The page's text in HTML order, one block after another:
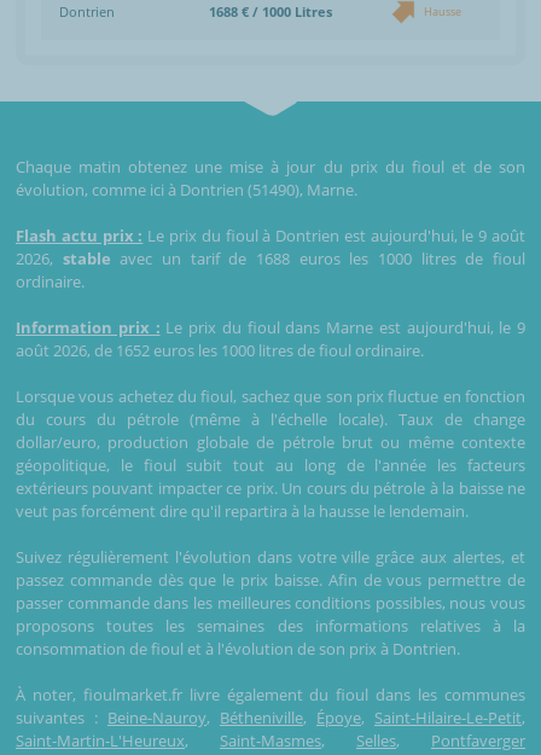
Dontrien 1688 € / 1000 Litres Hausse
Chaque matin obtenez une mise à jour du prix du fioul et de son
évolution, comme ici à Dontrien (51490), Marne.
Flash actu prix : Le prix du fioul à Dontrien est aujourd'hui, le 9 août
2026, stable avec un tarif de 1688 euros les 1000 litres de fioul
ordinaire.
Information prix : Le prix du fioul dans Marne est aujourd'hui, le 9
août 2026, de 1652 euros les 1000 litres de fioul ordinaire.
Lorsque vous achetez du fioul, sachez que son prix fluctue en fonction
du cours du pétrole (même à l'échelle locale). Taux de change
dollar/euro, production globale de pétrole brut ou même contexte
géopolitique, le fioul subit tout au long de l'année les facteurs
extérieurs pouvant impacter ce prix. Un cours du pétrole à la baisse ne
veut pas forcément dire qu'il repartira à la hausse le lendemain.
Suivez régulièrement l'évolution dans votre ville grâce aux alertes, et
passez commande dès que le prix baisse. Afin de vous permettre de
passer commande dans les meilleures conditions possibles, nous vous
proposons toutes les semaines des informations relatives à la
consommation de fioul et à l'évolution de son prix à Dontrien.
À noter, fioulmarket.fr livre également du fioul dans les communes
suivantes : Beine-Nauroy, Bétheniville, Époye, Saint-Hilaire-Le-Petit,
Saint-Martin-L'Heureux, Saint-Masmes, Selles, Pontfaverger